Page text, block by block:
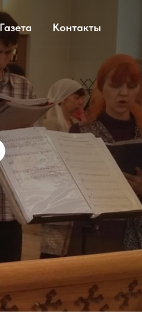
Газета Контакты